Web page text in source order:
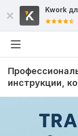
Kwork
инструкции,